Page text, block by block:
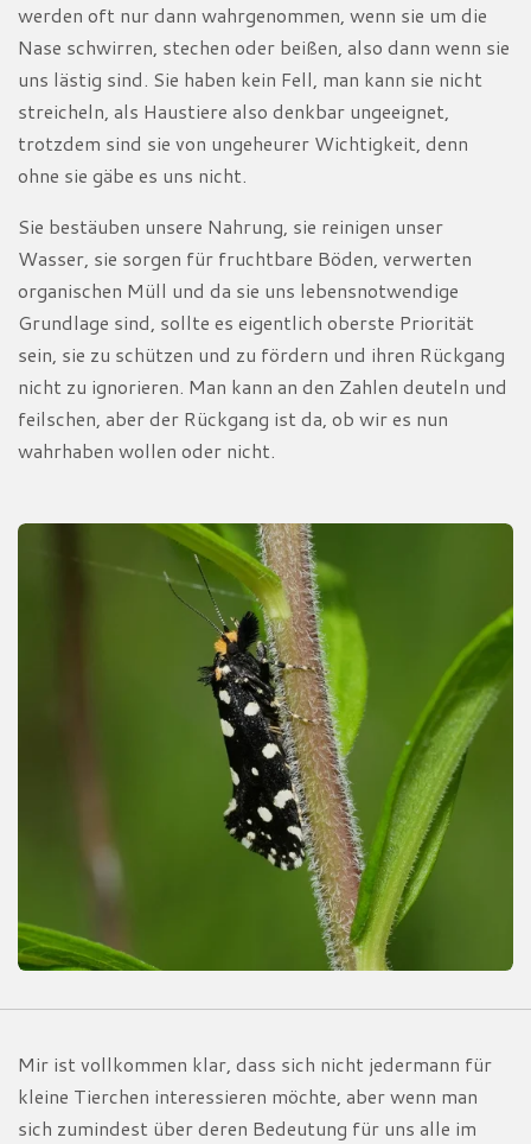
werden oft nur dann wahrgenommen, wenn sie um die
Nase schwirren, stechen oder beißen, also dann wenn sie
uns lästig sind. Sie haben kein Fell, man kann sie nicht
streicheln, als Haustiere also denkbar ungeeignet,
trotzdem sind sie von ungeheurer Wichtigkeit, denn
ohne sie gäbe es uns nicht.
Sie bestäuben unsere Nahrung, sie reinigen unser
Wasser, sie sorgen für fruchtbare Böden, verwerten
organischen Müll und da sie uns lebensnotwendige
Grundlage sind, sollte es eigentlich oberste Priorität
sein, sie zu schützen und zu fördern und ihren Rückgang
nicht zu ignorieren. Man kann an den Zahlen deuteln und
feilschen, aber der Rückgang ist da, ob wir es nun
wahrhaben wollen oder nicht.
Mir ist vollkommen klar, dass sich nicht jedermann für
kleine Tierchen interessieren möchte, aber wenn man
sich zumindest über deren Bedeutung für uns alle im